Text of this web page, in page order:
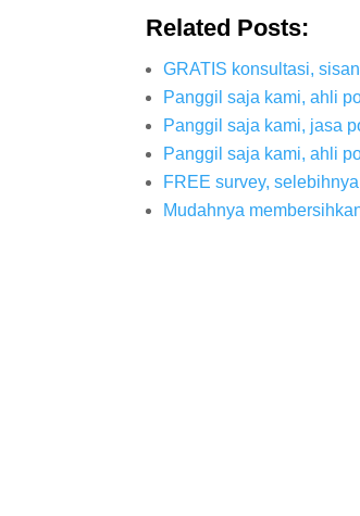
Related Posts:
GRATIS konsultasi,
Panggil saja kami, ahli
Panggil saja kami, jasa
Panggil saja kami, ahli
FREE survey,
Mudahnya